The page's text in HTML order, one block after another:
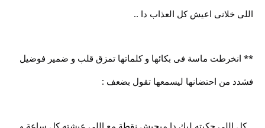
اللى خلانى اعيش كل العذاب دا ..
** انخرطت ماسة فى بكائها و كلماتها تمزق قلب و ضمير فوضيل
فشدد من احتضانها ليسمعها تقول بضعف :
_ كل اللى حكيته ليك دا ميجيش نقطة مع اللى عيشته كل ساعة و